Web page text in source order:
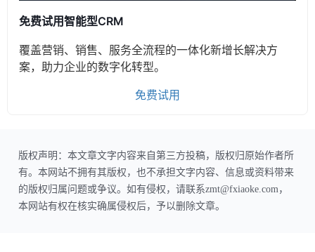
免费试用智能型CRM
覆盖营销、销售、服务全流程的一体化新增长解决方
案，助力企业的数字化转型。
免费试用
版权声明：本文章文字内容来自第三方投稿，版权归原始作者所
有。本网站不拥有其版权，也不承担文字内容、信息或资料带来
的版权归属问题或争议。如有侵权，请联系zmt@fxiaoke.com，
本网站有权在核实确属侵权后，予以删除文章。